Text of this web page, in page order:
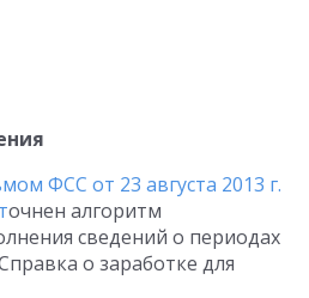
ФСС от 23 августа 2013 г.
очнен алгоритм
сведений о периодах
о заработке для